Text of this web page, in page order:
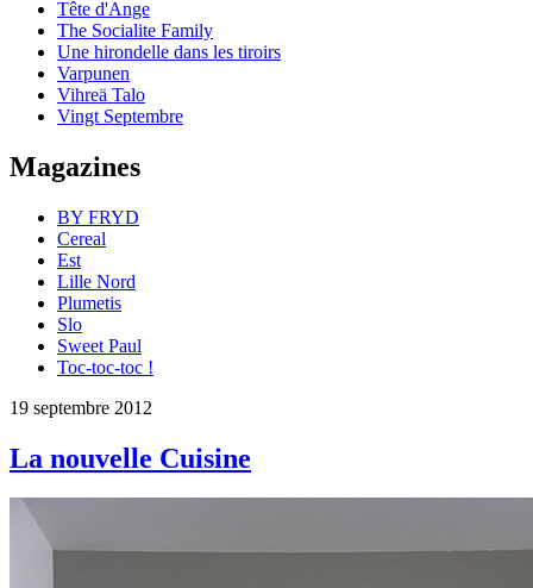
Tête d'Ange
The Socialite Family
Une hirondelle dans les tiroirs
Varpunen
Vihreä Talo
Vingt Septembre
Magazines
BY FRYD
Cereal
Est
Lille Nord
Plumetis
Slo
Sweet Paul
Toc-toc-toc !
19 septembre 2012
La nouvelle Cuisine